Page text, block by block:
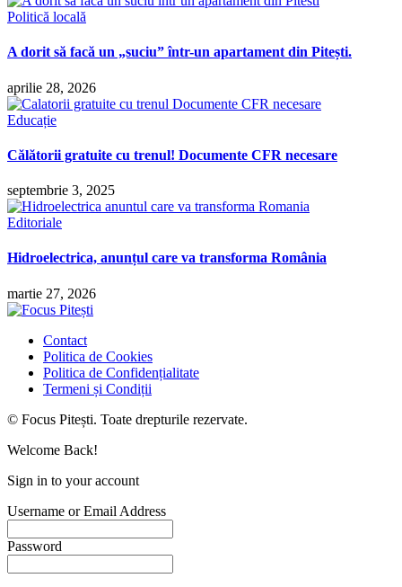
Politică locală
A dorit să facă un „suciu” într-un apartament din Pitești.
aprilie 28, 2026
Educație
Călătorii gratuite cu trenul! Documente CFR necesare
septembrie 3, 2025
Editoriale
Hidroelectrica, anunțul care va transforma România
martie 27, 2026
Contact
Politica de Cookies
Politica de Confidențialitate
Termeni și Condiții
© Focus Pitești. Toate drepturile rezervate.
Welcome Back!
Sign in to your account
Username or Email Address
Password